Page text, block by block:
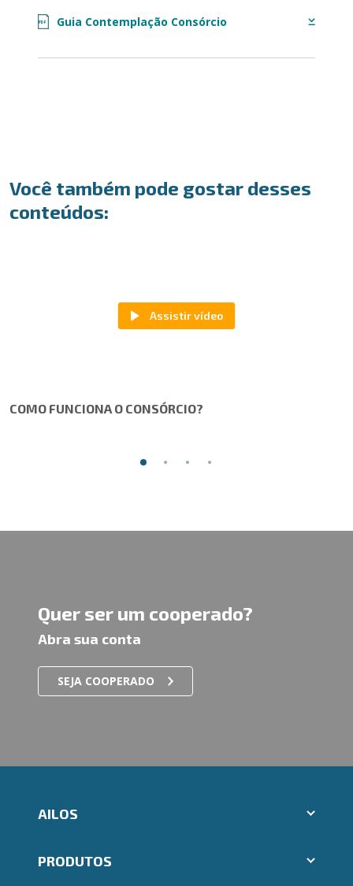
Guia Contemplação Consórcio
PDF
Você também pode gostar desses
conteúdos:
COMO FUNCIONA O CONSÓRCIO?
Quer ser um cooperado?
Abra sua conta
SEJA COOPERADO
AILOS
Indique um amigo
PRODUTOS